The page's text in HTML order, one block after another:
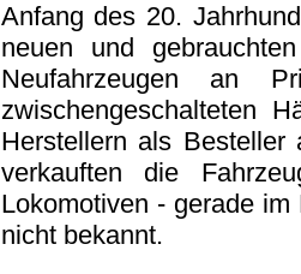
Anfang des 20.
neuen und
Neufahrzeugen an
zwischengeschalteten
Herstellern als
verkauften die
Lokomotiven - gerade
nicht bekannt.